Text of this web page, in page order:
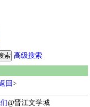
高级搜索
回>
@晋江文学城